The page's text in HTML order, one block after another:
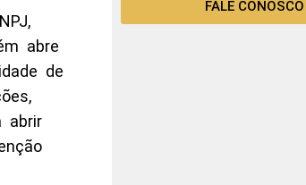
abre
de
abrir
FALE CONOSCO